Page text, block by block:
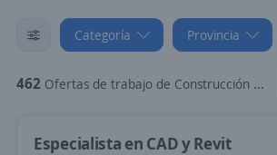
Categoría Provincia
462 Ofertas de trabajo de Construcción y obra en Lima
Especialista en CAD y Revit